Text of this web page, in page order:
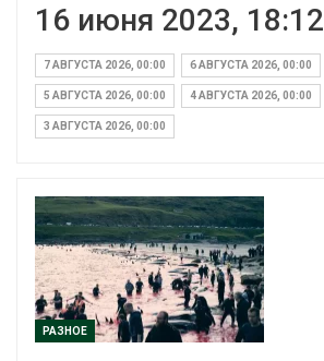
16 июня 2023, 18:12
7 АВГУСТА 2026, 00:00 6 АВГУСТА 2026, 00:00
5 АВГУСТА 2026, 00:00 4 АВГУСТА 2026, 00:00
3 АВГУСТА 2026, 00:00
РАЗНОЕ